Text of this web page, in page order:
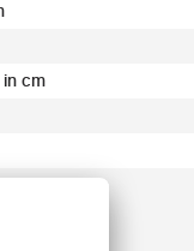
in cm